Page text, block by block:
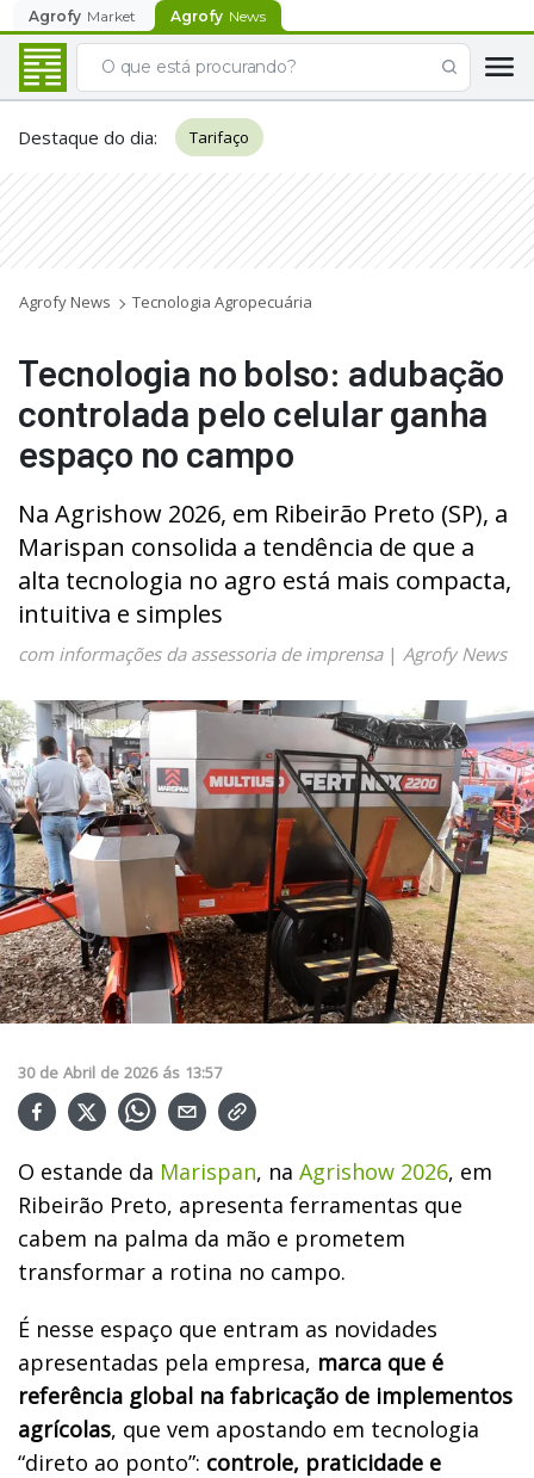
Agrofy Market Agrofy News
Destaque do dia: Tarifaço
Agrofy News Tecnologia Agropecuária
Tecnologia no bolso: adubação
controlada pelo celular ganha
espaço no campo
Na Agrishow 2026, em Ribeirão Preto (SP), a
Marispan consolida a tendência de que a
alta tecnologia no agro está mais compacta,
intuitiva e simples
com informações da assessoria de imprensa| Agrofy News
30 de Abril de 2026 ás 13:57
O estande da Marispan, na Agrishow 2026, em
Ribeirão Preto, apresenta ferramentas que
cabem na palma da mão e prometem
transformar a rotina no campo.
É nesse espaço que entram as novidades
apresentadas pela empresa, marca que é
referência global na fabricação de implementos
agrícolas, que vem apostando em tecnologia
“direto ao ponto”: controle, praticidade e